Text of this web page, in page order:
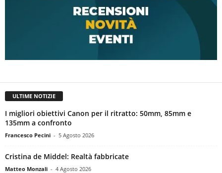
ULTIME NOTIZIE
I migliori obiettivi Canon per il ritratto: 50mm, 85mm e
135mm a confronto
Francesco Pecini - 5 Agosto 2026
Cristina de Middel: Realtà fabbricate
Matteo Monzali - 4 Agosto 2026